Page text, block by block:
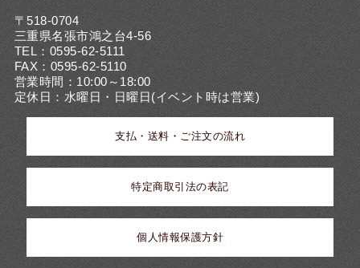
〒518-0704
三重県名張市鴻之台4-56
TEL：0595-62-5111
FAX：0595-62-5110
営業時間：10:00～18:00
定休日：水曜日・日曜日(イベント時は営業)
支払・送料・ご注文の流れ
特定商取引法の表記
個人情報保護方針